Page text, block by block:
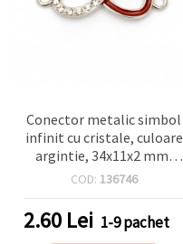
Conector metalic simbol
infinit cu cristale, culoare
argintie, 34x11x2 mm,
orificiu 1.5 mm - 2 bucăți
COD: 136746
2.60 Lei 1-9 pachet